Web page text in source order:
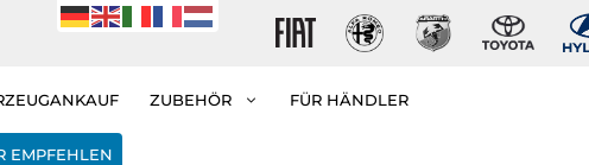
ZUBEHÖR FÜR HÄNDLER
EMPFEHLEN